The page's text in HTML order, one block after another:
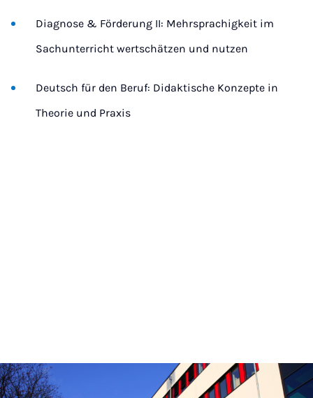
Diagnose & Förderung II: Mehrsprachigkeit im
Sachunterricht wertschätzen und nutzen
Deutsch für den Beruf: Didaktische Konzepte in
Theorie und Praxis